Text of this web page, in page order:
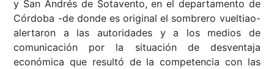
y San Andrés de Sotavento, en el departamento de
Córdoba -de donde es original el sombrero vueltiao-
alertaron a las autoridades y a los medios de
comunicación por la situación de desventaja
económica que resultó de la competencia con las